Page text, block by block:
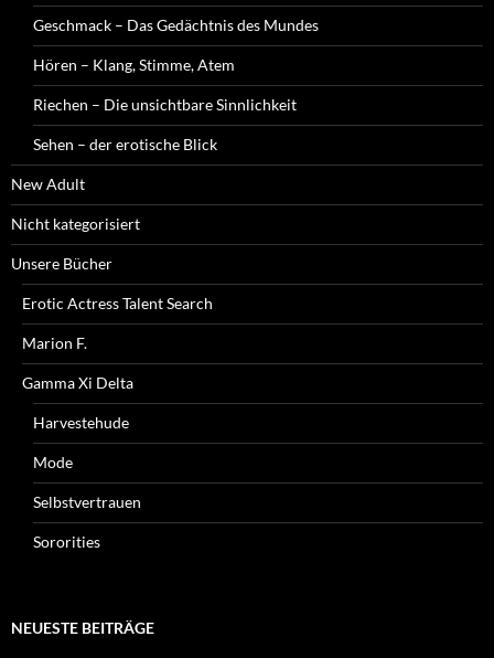
Geschmack – Das Gedächtnis des Mundes
Hören – Klang, Stimme, Atem
Riechen – Die unsichtbare Sinnlichkeit
Sehen – der erotische Blick
New Adult
Nicht kategorisiert
Unsere Bücher
Erotic Actress Talent Search
Marion F.
Gamma Xi Delta
Harvestehude
Mode
Selbstvertrauen
Sororities
NEUESTE BEITRÄGE